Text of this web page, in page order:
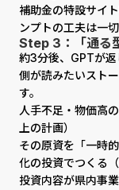
補助金の特設サイ
ンプトの工夫は一切
Step 3：「通る
約3分後、GPTが
側が読みたいスト
す。
人手不足・物価高
上の計画）
その原資を「一時
化の投資でつくる
投資内容が県内事